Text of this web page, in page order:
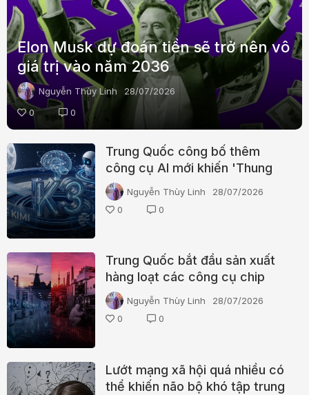
Elon Musk dự đoán tiền sẽ trở nên vô
giá trị vào năm 2036
Nguyễn Thùy Linh
28/07/2026
0
0
Trung Quốc công bố thêm
công cụ AI mới khiến 'Thung
lũng Silicon' đứng ngồi không
yên
Nguyễn Thùy Linh
28/07/2026
0
0
Trung Quốc bắt đầu sản xuất
hàng loạt các công cụ chip
DUV. Điều đó có ý nghĩa gì?
Nguyễn Thùy Linh
28/07/2026
0
0
Lướt mạng xã hội quá nhiều có
thể khiến não bộ khó tập trung